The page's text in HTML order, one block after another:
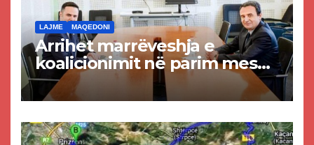
LAJME MAQEDONI
Arrihet marrëveshja e
koalicionimit në parim mes
Kurtit dhe Abdixhikut